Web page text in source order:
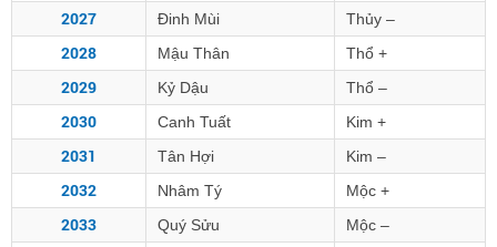
2027 Đinh Mùi Thủy –
2028 Mậu Thân Thổ +
2029 Kỷ Dậu Thổ –
2030 Canh Tuất Kim +
2031 Tân Hợi Kim –
2032 Nhâm Tý Mộc +
2033 Quý Sửu Mộc –